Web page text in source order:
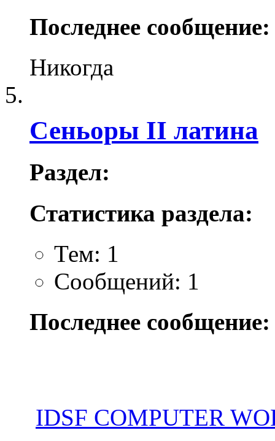
Последнее сообщение:
Никогда
Сеньоры II латина
Раздел:
Статистика раздела:
Тем: 1
Сообщений: 1
Последнее сообщение:
IDSF COMPUTER